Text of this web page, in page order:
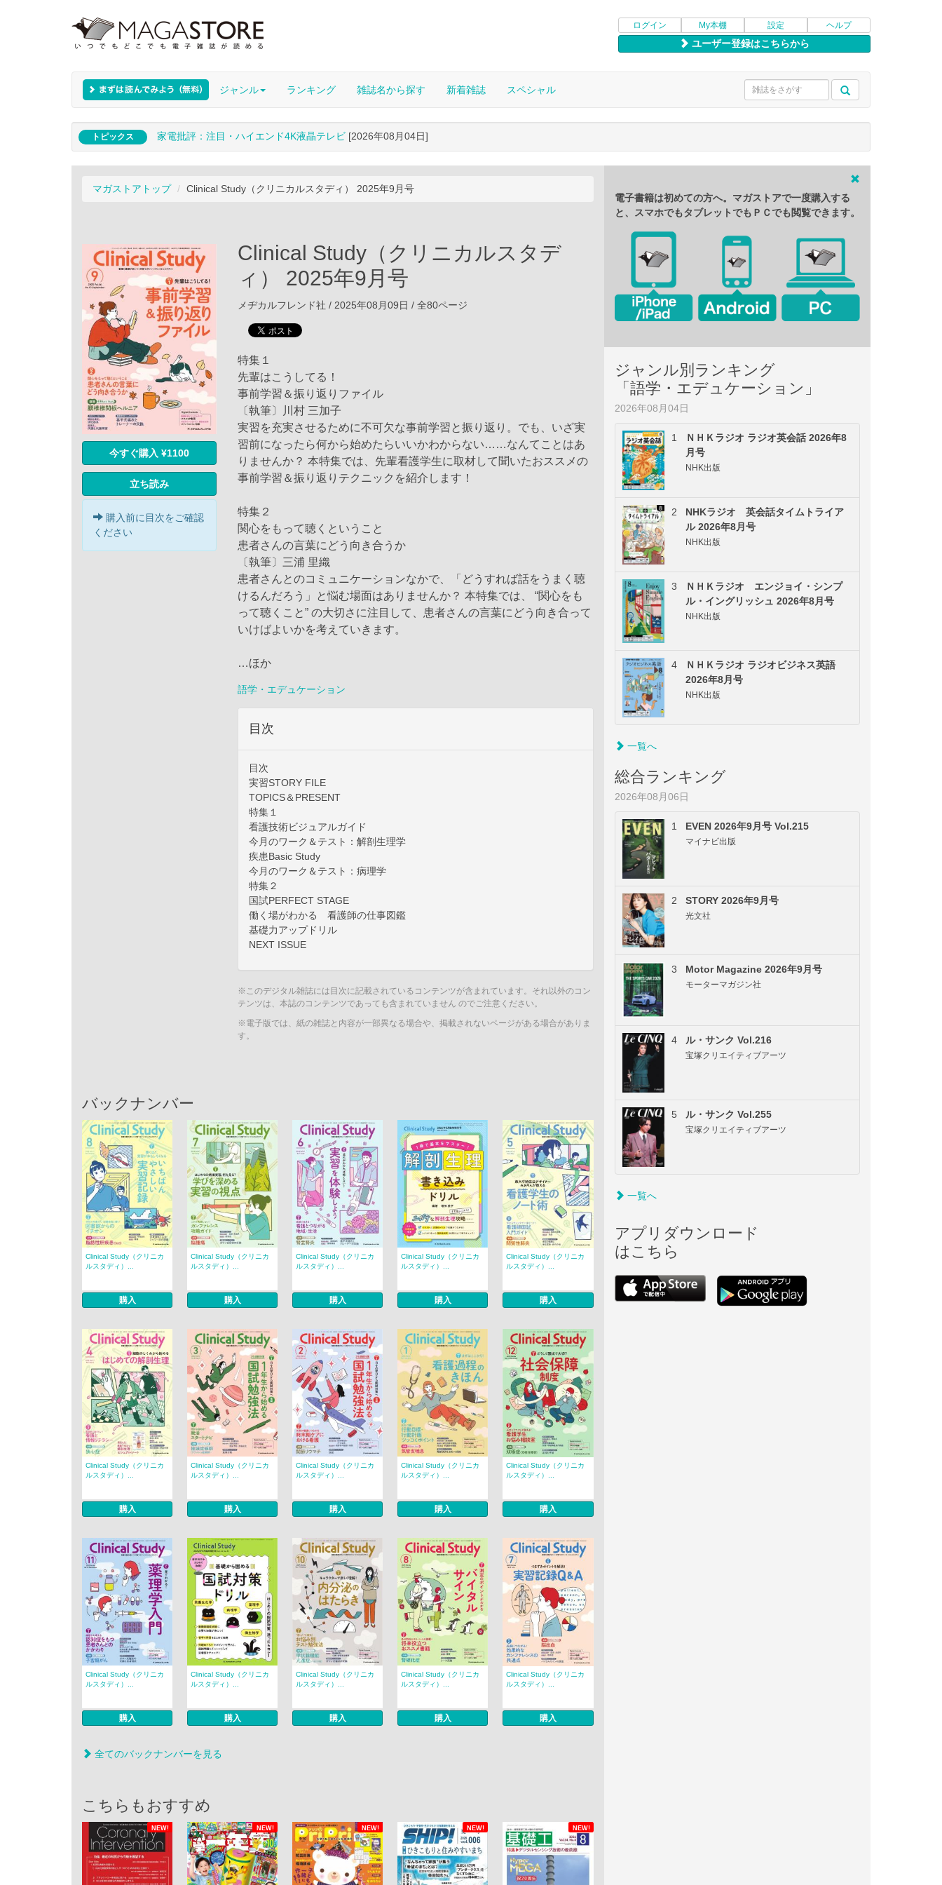
ログイン My本棚 設定 ヘルプ
ユーザー登録はこちらから
ジャンル ランキング 雑誌名から探す 新着雑誌 スペシャル
トピックス 家電批評：注目・ハイエンド4K液晶テレビ [2026年08月04日]
マガストアトップ Clinical Study（クリニカルスタディ） 2025年9月号
今すぐ購入 ¥1100
立ち読み
購入前に目次をご確認
ください
Clinical Study（クリニカルスタデ
ィ） 2025年9月号
メヂカルフレンド社 / 2025年08月09日 / 全80ページ
特集１
先輩はこうしてる！
事前学習＆振り返りファイル
〔執筆〕川村 三加子
実習を充実させるために不可欠な事前学習と振り返り。でも、いざ実
習前になったら何から始めたらいいかわからない……なんてことはあ
りませんか？ 本特集では、先輩看護学生に取材して聞いたおススメの
事前学習＆振り返りテクニックを紹介します！
特集２
関心をもって聴くということ
患者さんの言葉にどう向き合うか
〔執筆〕三浦 里織
患者さんとのコミュニケーションなかで、「どうすれば話をうまく聴
けるんだろう」と悩む場面はありませんか？ 本特集では、 “関心をも
って聴くこと” の大切さに注目して、患者さんの言葉にどう向き合って
いけばよいかを考えていきます。
…ほか
語学・エデュケーション
目次
目次
実習STORY FILE
TOPICS＆PRESENT
特集１
看護技術ビジュアルガイド
今月のワーク＆テスト：解剖生理学
疾患Basic Study
今月のワーク＆テスト：病理学
特集２
国試PERFECT STAGE
働く場がわかる 看護師の仕事図鑑
基礎力アップドリル
NEXT ISSUE
※このデジタル雑誌には目次に記載されているコンテンツが含まれています。それ以外のコン
テンツは、本誌のコンテンツであっても含まれていません のでご注意ください。
※電子版では、紙の雑誌と内容が一部異なる場合や、掲載されないページがある場合がありま
す。
バックナンバー
Clinical Study（クリニカ
ルスタディ）...
購入
Clinical Study（クリニカ
ルスタディ）...
購入
Clinical Study（クリニカ
ルスタディ）...
購入
Clinical Study（クリニカ
ルスタディ）...
購入
Clinical Study（クリニカ
ルスタディ）...
購入
Clinical Study（クリニカ
ルスタディ）...
購入
Clinical Study（クリニカ
ルスタディ）...
購入
Clinical Study（クリニカ
ルスタディ）...
購入
Clinical Study（クリニカ
ルスタディ）...
購入
Clinical Study（クリニカ
ルスタディ）...
購入
Clinical Study（クリニカ
ルスタディ）...
購入
Clinical Study（クリニカ
ルスタディ）...
購入
Clinical Study（クリニカ
ルスタディ）...
購入
Clinical Study（クリニカ
ルスタディ）...
購入
Clinical Study（クリニカ
ルスタディ）...
購入
全てのバックナンバーを見る
こちらもおすすめ
NEW! NEW! NEW! NEW! NEW!
電子書籍は初めての方へ。マガストアで一度購入する
と、スマホでもタブレットでもＰＣでも閲覧できます。
ジャンル別ランキング
「語学・エデュケーション」
2026年08月04日
1
ＮＨＫラジオ ラジオ英会話 2026年8
月号
NHK出版
2
NHKラジオ 英会話タイムトライア
ル 2026年8月号
NHK出版
3
ＮＨＫラジオ エンジョイ・シンプ
ル・イングリッシュ 2026年8月号
NHK出版
4
ＮＨＫラジオ ラジオビジネス英語
2026年8月号
NHK出版
一覧へ
総合ランキング
2026年08月06日
1 EVEN 2026年9月号 Vol.215
マイナビ出版
2 STORY 2026年9月号
光文社
3 Motor Magazine 2026年9月号
モーターマガジン社
4 ル・サンク Vol.216
宝塚クリエイティブアーツ
5 ル・サンク Vol.255
宝塚クリエイティブアーツ
一覧へ
アプリダウンロード
はこちら